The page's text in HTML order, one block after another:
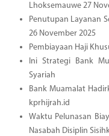
Lhoksemauwe 27
Penutupan Layanan
26 November 2025
Pembiayaan Haji
Ini Strategi Bank
Syariah
Bank Muamalat
kprhijrah.id
Waktu Pelunasan
Nasabah Disiplin